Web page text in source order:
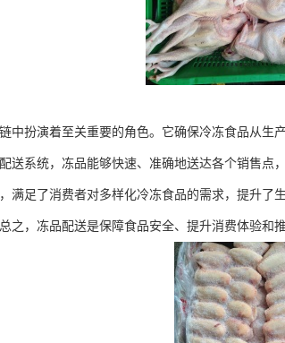
中扮演着至关重要的角色。它确保冷冻食品从
送系统，冻品能够快速、准确地送达各个销售
满足了消费者对多样化冷冻食品的需求，提升了
之，冻品配送是保障食品安全、提升消费体验和